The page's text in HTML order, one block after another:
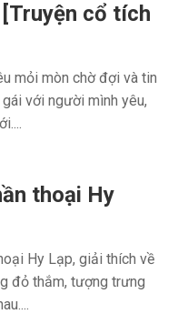
cổ tích
mỏi mòn chờ đợi và tin
với người mình yêu,
thoại Hy
Hy Lạp, giải thích về
đỏ thắm, tượng trưng